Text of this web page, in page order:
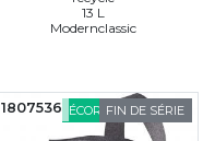
13 L
Modernclassic
ÉCORESPONSABLE
FIN DE SÉRIE
1807536